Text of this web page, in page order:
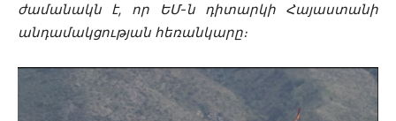
ժամանակն է, որ ԵՄ-ն դիտարկի Հայաստանի
անդամակցության հեռանկարը։